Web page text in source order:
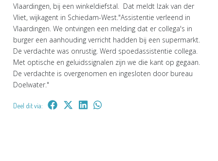
Vlaardingen, bij een winkeldiefstal. Dat meldt Izak van der
Vliet, wijkagent in Schiedam-West."Assistentie verleend in
Vlaardingen. We ontvingen een melding dat er collega's in
burger een aanhouding verricht hadden bij een supermarkt.
De verdachte was onrustig. Werd spoedassistentie collega.
Met optische en geluidssignalen zijn we die kant op gegaan.
De verdachte is overgenomen en ingesloten door bureau
Doelwater."
Deel dit via: